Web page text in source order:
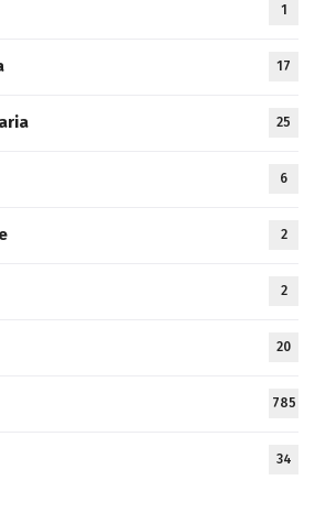
1
17
25
6
2
2
20
785
34